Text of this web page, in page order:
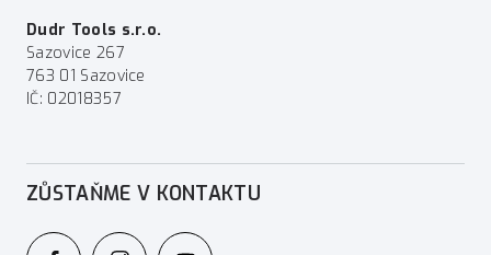
Dudr Tools s.r.o.
Sazovice 267
763 01 Sazovice
IČ: 02018357
ZŮSTAŇME V KONTAKTU